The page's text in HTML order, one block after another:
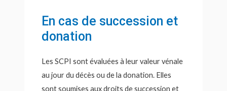
En cas de succession et
donation
Les SCPI sont évaluées à leur valeur vénale
au jour du décès ou de la donation. Elles
sont soumises aux droits de succession et